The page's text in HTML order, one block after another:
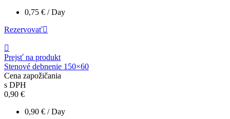
0,75 € / Day
Rezervovať
Prejsť na produkt
Stenové debnenie 150×60
Cena zapožičania
s DPH
0,90 €
0,90 € / Day